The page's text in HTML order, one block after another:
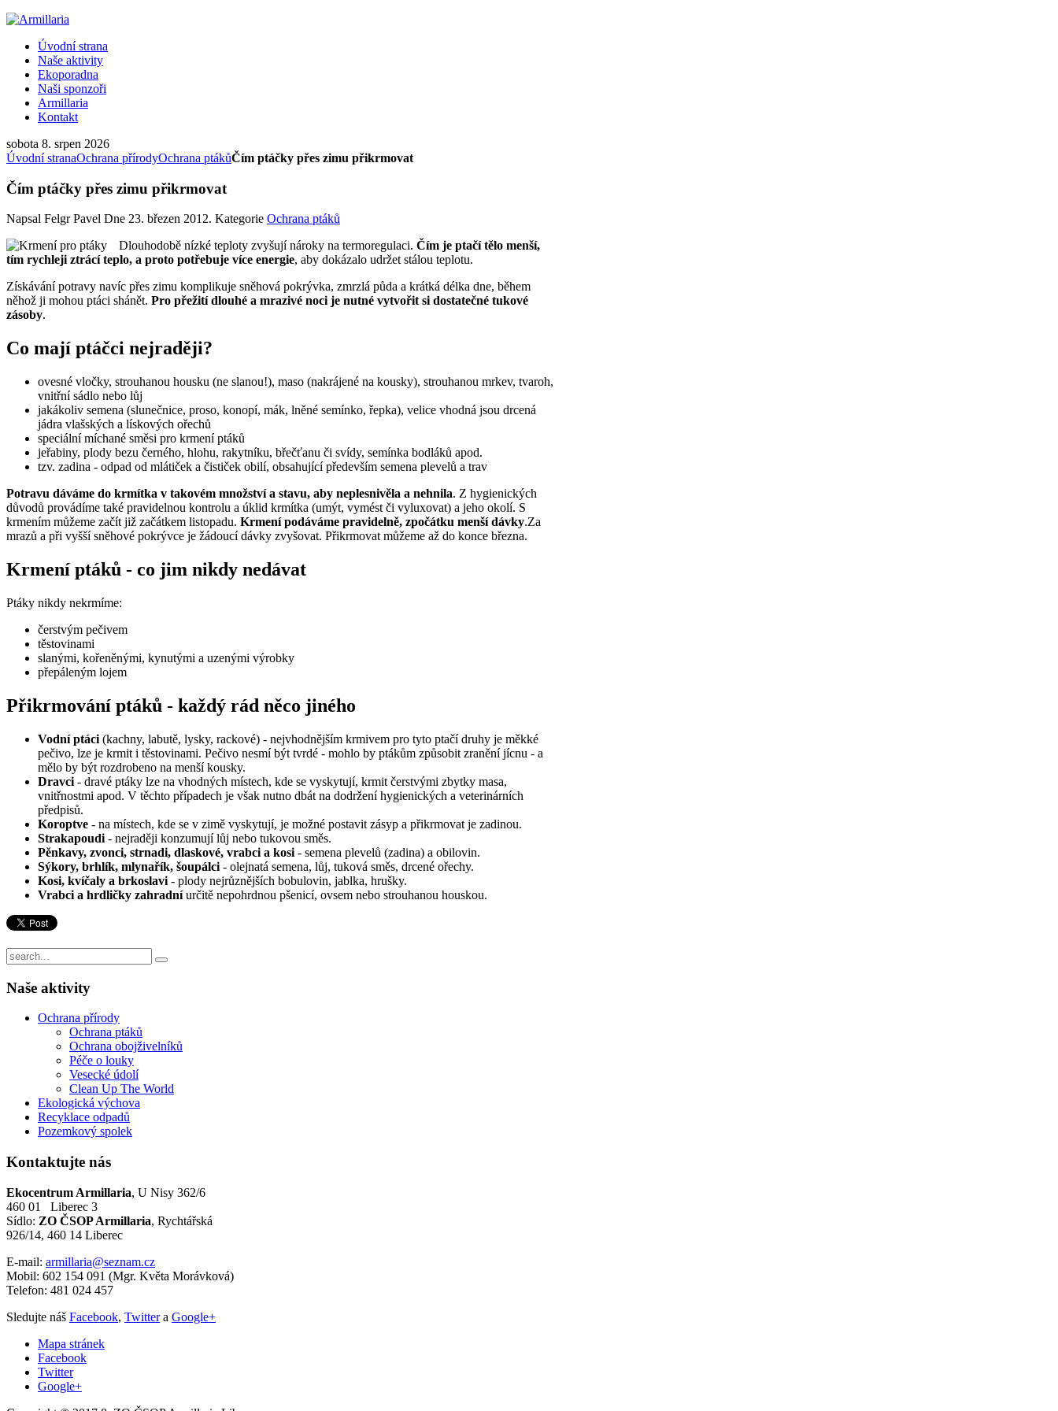
Úvodní strana
Naše aktivity
Ekoporadna
Naši sponzoři
Armillaria
Kontakt
sobota 8. srpen 2026
Úvodní stranaOchrana přírodyOchrana ptákůČím ptáčky přes zimu přikrmovat
Čím ptáčky přes zimu přikrmovat
Napsal Felgr Pavel Dne 23. březen 2012. Kategorie Ochrana ptáků
Dlouhodobě nízké teploty zvyšují nároky na termoregulaci. Čím je ptačí tělo menší,
tím rychleji ztrácí teplo, a proto potřebuje více energie, aby dokázalo udržet stálou teplotu.
Získávání potravy navíc přes zimu komplikuje sněhová pokrývka, zmrzlá půda a krátká délka dne, během
něhož ji mohou ptáci shánět. Pro přežití dlouhé a mrazivé noci je nutné vytvořit si dostatečné tukové
zásoby.
Co mají ptáčci nejraději?
ovesné vločky, strouhanou housku (ne slanou!), maso (nakrájené na kousky), strouhanou mrkev, tvaroh,
vnitřní sádlo nebo lůj
jakákoliv semena (slunečnice, proso, konopí, mák, lněné semínko, řepka), velice vhodná jsou drcená
jádra vlašských a lískových ořechů
speciální míchané směsi pro krmení ptáků
jeřabiny, plody bezu černého, hlohu, rakytníku, břečťanu či svídy, semínka bodláků apod.
tzv. zadina - odpad od mlátiček a čističek obilí, obsahující především semena plevelů a trav
Potravu dáváme do krmítka v takovém množství a stavu, aby neplesnivěla a nehnila. Z hygienických
důvodů provádíme také pravidelnou kontrolu a úklid krmítka (umýt, vymést či vyluxovat) a jeho okolí. S
krmením můžeme začít již začátkem listopadu. Krmení podáváme pravidelně, zpočátku menší dávky.Za
mrazů a při vyšší sněhové pokrývce je žádoucí dávky zvyšovat. Přikrmovat můžeme až do konce března.
Krmení ptáků - co jim nikdy nedávat
Ptáky nikdy nekrmíme:
čerstvým pečivem
těstovinami
slanými, kořeněnými, kynutými a uzenými výrobky
přepáleným lojem
Přikrmování ptáků - každý rád něco jiného
Vodní ptáci (kachny, labutě, lysky, rackové) - nejvhodnějším krmivem pro tyto ptačí druhy je měkké
pečivo, lze je krmit i těstovinami. Pečivo nesmí být tvrdé - mohlo by ptákům způsobit zranění jícnu - a
mělo by být rozdrobeno na menší kousky.
Dravci - dravé ptáky lze na vhodných místech, kde se vyskytují, krmit čerstvými zbytky masa,
vnitřnostmi apod. V těchto případech je však nutno dbát na dodržení hygienických a veterinárních
předpisů.
Koroptve - na místech, kde se v zimě vyskytují, je možné postavit zásyp a přikrmovat je zadinou.
Strakapoudi - nejraději konzumují lůj nebo tukovou směs.
Pěnkavy, zvonci, strnadi, dlaskové, vrabci a kosi - semena plevelů (zadina) a obilovin.
Sýkory, brhlík, mlynařík, šoupálci - olejnatá semena, lůj, tuková směs, drcené ořechy.
Kosi, kvíčaly a brkoslavi - plody nejrůznějších bobulovin, jablka, hrušky.
Vrabci a hrdličky zahradníurčitě nepohrdnou pšenicí, ovsem nebo strouhanou houskou.
Naše aktivity
Ochrana přírody
Ochrana ptáků
Ochrana obojživelníků
Péče o louky
Vesecké údolí
Clean Up The World
Ekologická výchova
Recyklace odpadů
Pozemkový spolek
Kontaktujte nás
Ekocentrum Armillaria, U Nisy 362/6
460 01 Liberec 3
Sídlo: ZO ČSOP Armillaria, Rychtářská
926/14, 460 14 Liberec
E-mail: armillaria@seznam.cz
Mobil: 602 154 091 (Mgr. Květa Morávková)
Telefon: 481 024 457
Sledujte náš Facebook, Twittera Google+
Mapa stránek
Facebook
Twitter
Google+